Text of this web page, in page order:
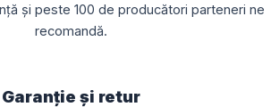
și peste 100 de producători parteneri ne
recomandă.
Garanție și retur